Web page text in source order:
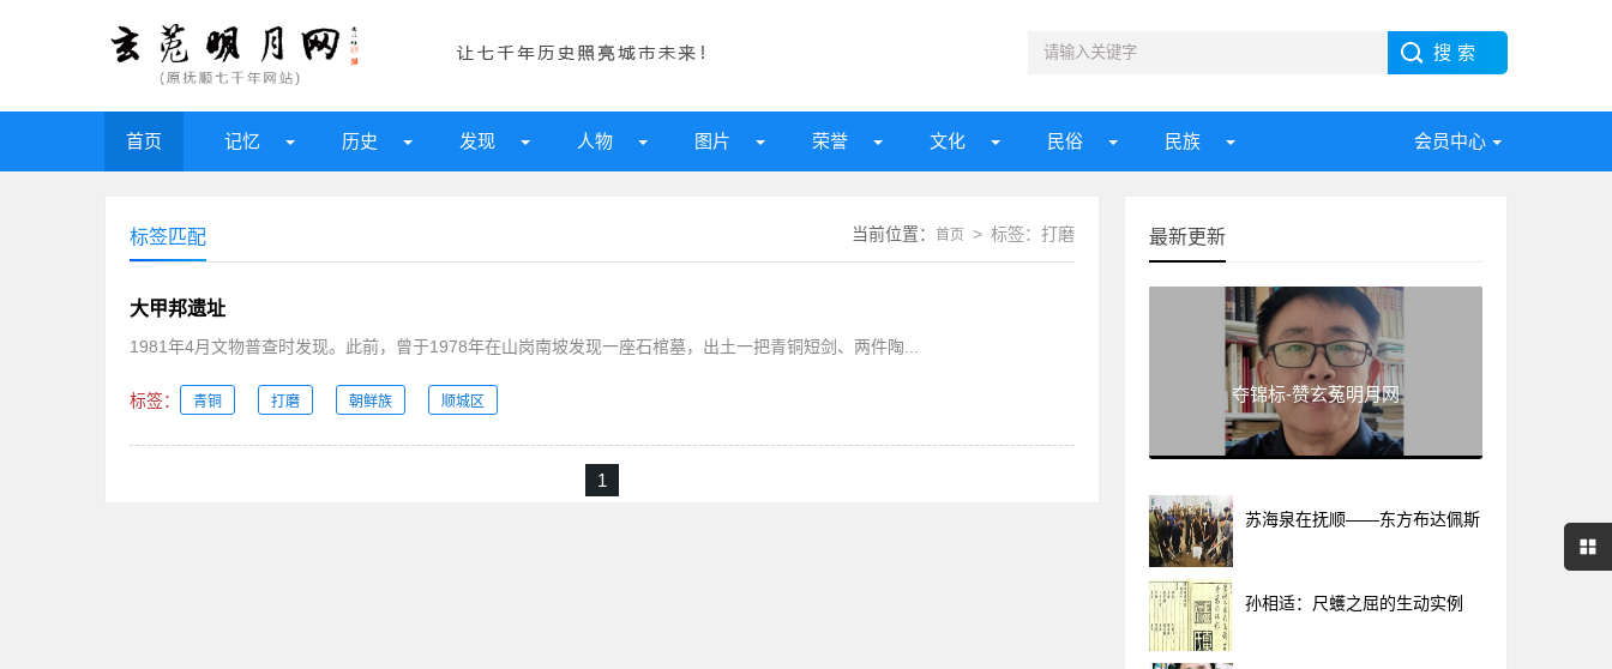
首页 记忆 历史 发现 人物 图片 荣誉 文化 民俗 民族 会员中心
当前位置： 首页 > 标签：打磨
标签匹配
大甲邦遗址
1981年4月文物普查时发现。此前，曾于1978年在山岗南坡发现一座石棺墓，出土一把青铜短剑、两件陶...
标签： 青铜 打磨 朝鲜族 顺城区
1
最新更新
夺锦标-赞玄菟明月网
苏海泉在抚顺——东方布达佩斯
孙相适：尺蠖之屈的生动实例